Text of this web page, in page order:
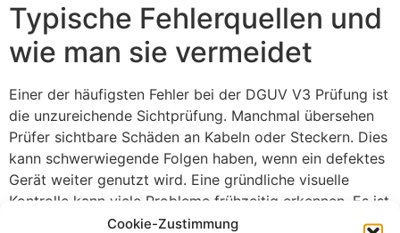
Cookie-Zustimmung
Typische Fehlerquellen und
wie man sie vermeidet
Einer der häufigsten Fehler bei der DGUV V3 Prüfung ist
die unzureichende Sichtprüfung. Manchmal übersehen
Prüfer sichtbare Schäden an Kabeln oder Steckern. Dies
kann schwerwiegende Folgen haben, wenn ein defektes
Gerät weiter genutzt wird. Eine gründliche visuelle
Kontrolle kann viele Probleme frühzeitig erkennen. Es ist
wichtig, auf kleinste Details zu achten.